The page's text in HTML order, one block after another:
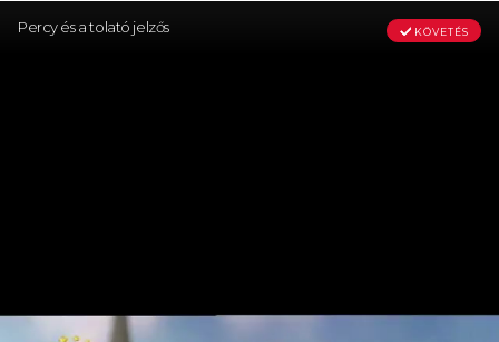
Percy és a tolató jelzős KÖVETÉS